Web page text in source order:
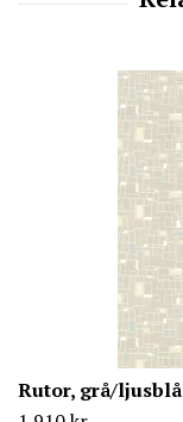
Rutor, grå/ljusblå